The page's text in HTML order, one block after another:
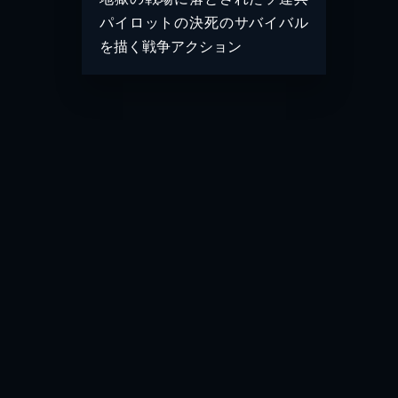
パイロットの決死のサバイバル
を描く戦争アクション